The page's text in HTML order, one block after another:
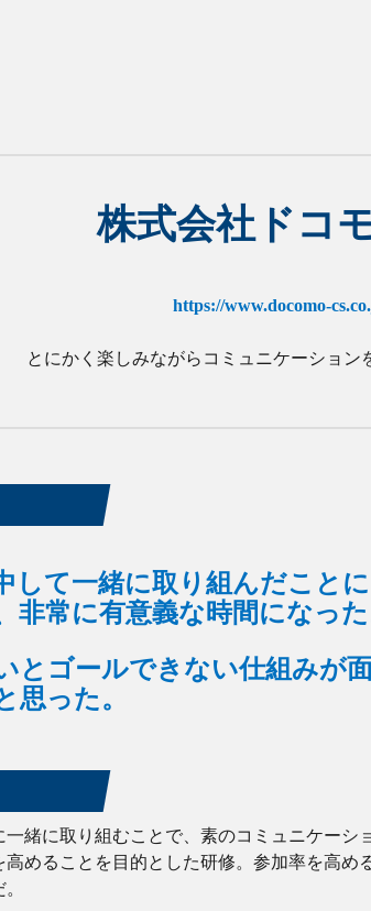
株式会社ドコ
https://www.docomo-
とにかく楽しみながらコミュニケーション
して一緒に取り組んだこと
非常に有意義な時間になっ
とゴールできない仕組みが面
思った。
緒に取り組むことで、素のコミュニケーシ
めることを目的とした研修。参加率を高め